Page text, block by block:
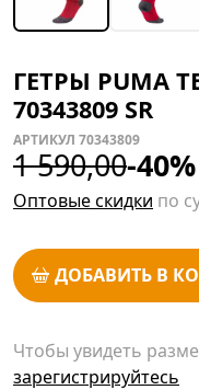
ГЕТРЫ PUMA
70343809 SR
АРТИКУЛ 70343809
1 590,00-40%
Оптовые скидки по
ДОБАВИТЬ В
Чтобы увидеть
зарегистрируйтесь